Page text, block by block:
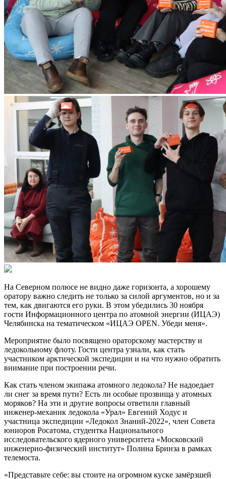
На Северном полюсе не видно даже горизонта, а хорошему
оратору важно следить не только за силой аргументов, но и за
тем, как двигаются его руки. В этом убедились 30 ноября
гости Информационного центра по атомной энергии (ИЦАЭ)
Челябинска на тематическом «ИЦАЭ OPEN. Убеди меня».
Мероприятие было посвящено ораторскому мастерству и
ледокольному флоту. Гости центра узнали, как стать
участником арктической экспедиции и на что нужно обратить
внимание при построении речи.
Как стать членом экипажа атомного ледокола? Не надоедает
ли снег за время пути? Есть ли особые прозвища у атомных
моряков? На эти и другие вопросы ответили главный
инженер-механик ледокола «Урал» Евгений Ходус и
участница экспедиции «Ледокол Знаний-2022», член Совета
юниоров Росатома, студентка Национального
исследовательского ядерного университета «Московский
инженерно-физический институт» Полина Бринза в рамках
телемоста.
«Представьте себе: вы стоите на огромном куске замёрзшей